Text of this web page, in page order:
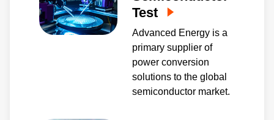
Test
Advanced Energy is a
primary supplier of
power conversion
solutions to the global
semiconductor market.